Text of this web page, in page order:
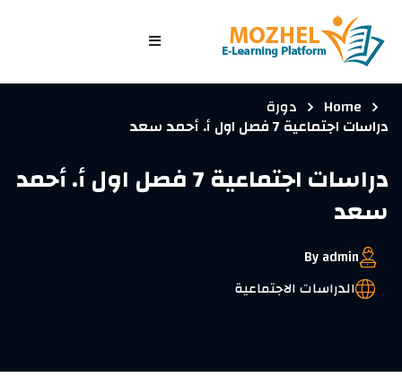
الرئيسية
الصفوف
الاختبارات
Home دورة
دراسات اجتماعية 7 فصل اول أ. أحمد سعد
دراسات اجتماعية 7 فصل اول أ. أحمد
سعد
By admin
الدراسات الاجتماعية